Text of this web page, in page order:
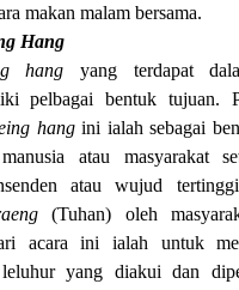
makan malam bersama.
Hang
hang yang terdapat
pelbagai bentuk tujuan.
hangini ialah sebagai
atau masyarakat
atau wujud
(Tuhan) oleh
acara ini ialah untuk
yang diakui dan